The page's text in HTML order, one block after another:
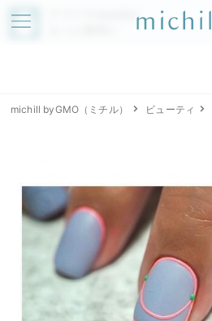
アプリでmichillが
michill byGMO（ミチル） ビューティ